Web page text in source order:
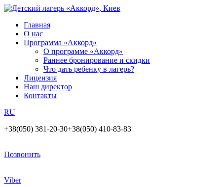
Главная
О нас
Программа «Аккорд»
О программе «Аккорд»
Раннее бронирование и скидки
Что дать ребенку в лагерь?
Лицензия
Наш директор
Контакты
RU
+38(050) 381-20-30+38(050) 410-83-83
Позвонить
Viber